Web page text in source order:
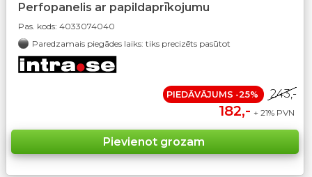
Perfopanelis ar papildaprīkojumu
Pas. kods: 4033074040
Paredzamais piegādes laiks: tiks precizēts pasūtot
PIEDĀVĀJUMS -25% 243,-
182,- + 21% PVN